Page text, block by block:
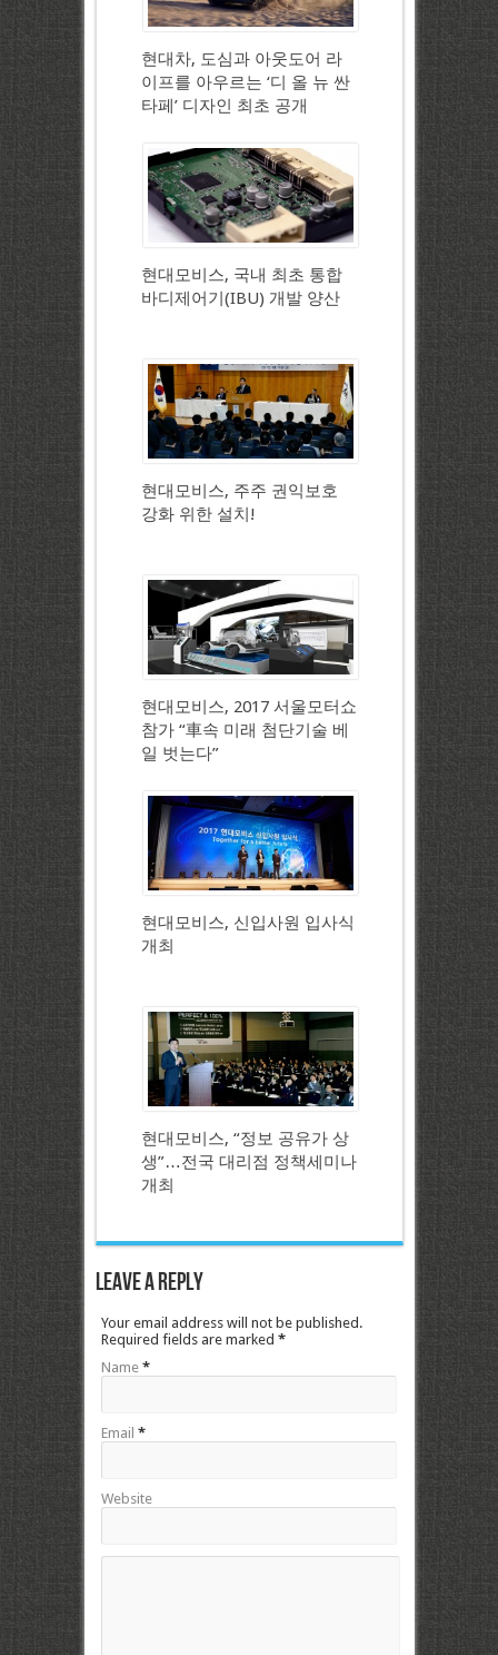
현대차, 도심과 아웃도어 라
이프를 아우르는 ‘디 올 뉴 싼
타페’ 디자인 최초 공개
현대모비스, 국내 최초 통합
바디제어기(IBU) 개발 양산
현대모비스, 주주 권익보호
강화 위한 설치!
현대모비스, 2017 서울모터쇼
참가 “車속 미래 첨단기술 베
일 벗는다”
현대모비스, 신입사원 입사식
개최
현대모비스, “정보 공유가 상
생”…전국 대리점 정책세미나
개최
Leave a Reply
Your email address will not be published.
Required fields are marked *
Name *
Email *
Website